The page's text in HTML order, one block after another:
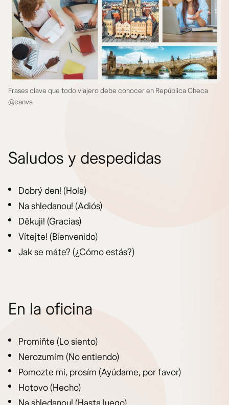
Frases clave que todo viajero debe conocer en República Checa
@canva
Saludos y despedidas
Dobrý den! (Hola)
Na shledanou! (Adiós)
Děkuji! (Gracias)
Vítejte! (Bienvenido)
Jak se máte? (¿Cómo estás?)
En la oficina
Promiňte (Lo siento)
Nerozumím (No entiendo)
Pomozte mi, prosím (Ayúdame, por favor)
Hotovo (Hecho)